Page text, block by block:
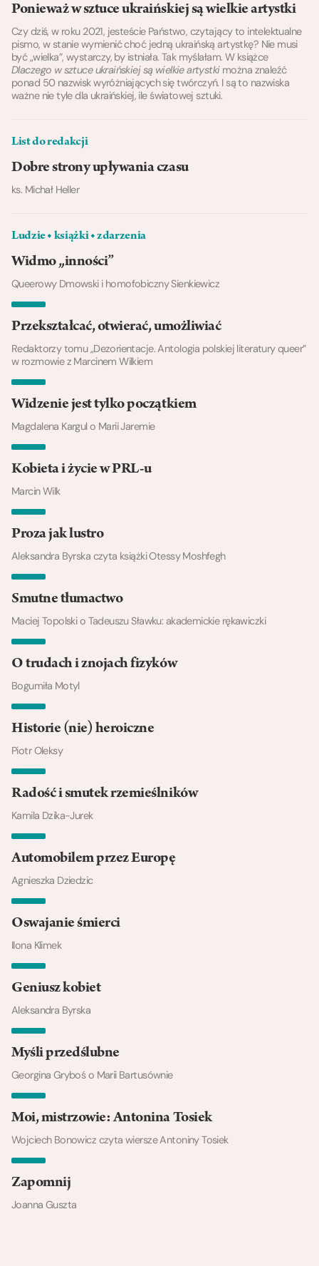
Ponieważ w sztuce ukraińskiej są wielkie artystki
Czy dziś, w roku 2021, jesteście Państwo, czytający to intelektualne
pismo, w stanie wymienić choć jedną ukraińską artystkę? Nie musi
być „wielka”, wystarczy, by istniała. Tak myślałam. W książce
Dlaczego w sztuce ukraińskiej są wielkie artystkimożna znaleźć
ponad 50 nazwisk wyróżniających się twórczyń. I są to nazwiska
ważne nie tyle dla ukraińskiej, ile światowej sztuki.
List do redakcji
Dobre strony upływania czasu
ks. Michał Heller
Ludzie ◆ książki ◆ zdarzenia
Widmo „inności”
Queerowy Dmowski i homofobiczny Sienkiewicz
Przekształcać, otwierać, umożliwiać
Redaktorzy tomu „Dezorientacje. Antologia polskiej literatury queer”
w rozmowie z Marcinem Wilkiem
Widzenie jest tylko początkiem
Magdalena Kargul o Marii Jaremie
Kobieta i życie w PRL-u
Marcin Wilk
Proza jak lustro
Aleksandra Byrska czyta książki Otessy Moshfegh
Smutne tłumactwo
Maciej Topolski o Tadeuszu Sławku: akademickie rękawiczki
O trudach i znojach fizyków
Bogumiła Motyl
Historie (nie) heroiczne
Piotr Oleksy
Radość i smutek rzemieślników
Kamila Dzika-Jurek
Automobilem przez Europę
Agnieszka Dziedzic
Oswajanie śmierci
Ilona Klimek
Geniusz kobiet
Aleksandra Byrska
Myśli przedślubne
Georgina Gryboś o Marii Bartusównie
Moi, mistrzowie: Antonina Tosiek
Wojciech Bonowicz czyta wiersze Antoniny Tosiek
Zapomnij
Joanna Guszta